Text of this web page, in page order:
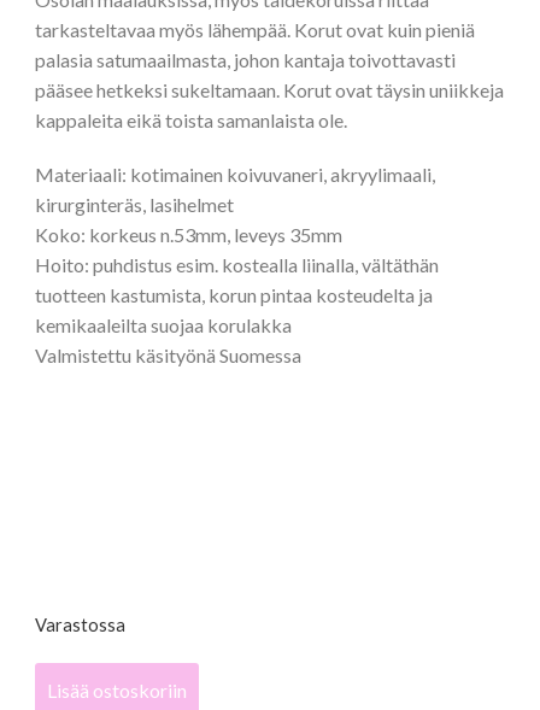
tarkasteltavaa myös lähempää. Korut ovat kuin pieniä
palasia satumaailmasta, johon kantaja toivottavasti
pääsee hetkeksi sukeltamaan. Korut ovat täysin uniikkeja
kappaleita eikä toista samanlaista ole.
Materiaali: kotimainen koivuvaneri, akryylimaali,
kirurginteräs, lasihelmet
Koko: korkeus n.53mm, leveys 35mm
Hoito: puhdistus esim. kostealla liinalla, vältäthän
tuotteen kastumista, korun pintaa kosteudelta ja
kemikaaleilta suojaa korulakka
Valmistettu käsityönä Suomessa
Varastossa
Lisää ostoskoriin